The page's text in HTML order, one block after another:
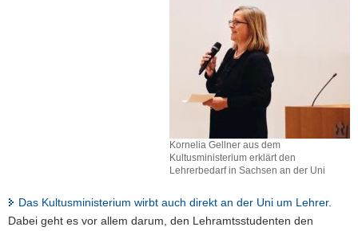
Kornelia Gellner aus dem
Kultusministerium erklärt den
Lehrerbedarf in Sachsen an der Uni
Das Kultusministerium wirbt auch direkt an der Uni um Lehrer.
Dabei geht es vor allem darum, den Lehramtsstudenten den